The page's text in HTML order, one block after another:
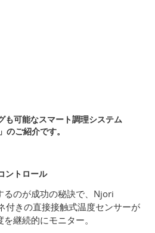
も可能なスマート調理システム
ご紹介です。
ントロール
るのが成功の秘訣で、Njori
付きの直接接触式温度センサーが
継続的にモニター。